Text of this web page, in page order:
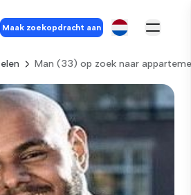
Maak zoekopdracht aan
Man (33) op zoek naar